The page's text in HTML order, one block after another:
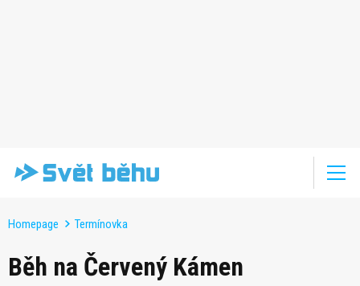
Homepage Termínovka
Běh na Červený Kámen